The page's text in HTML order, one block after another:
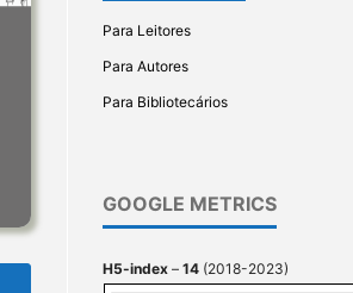
Para Leitores
Para Autores
Para Bibliotecários
GOOGLE METRICS
H5-index – 14 (2018-2023)